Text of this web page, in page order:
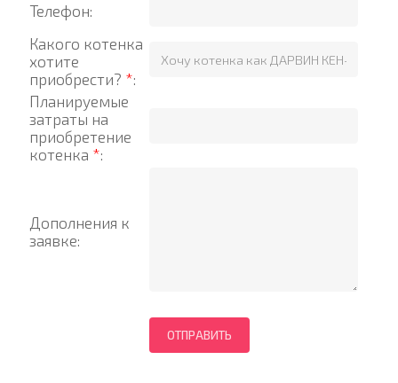
Телефон:
Какого котенка
хотите
приобрести? *:
Планируемые
затраты на
приобретение
котенка *:
Дополнения к
заявке: